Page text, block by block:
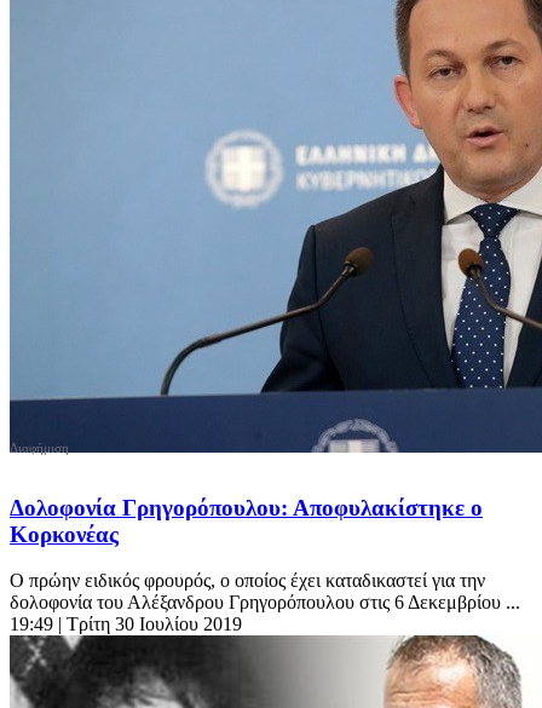
Δολοφονία Γρηγορόπουλου: Αποφυλακίστηκε ο
Κορκονέας
Ο πρώην ειδικός φρουρός, ο οποίος έχει καταδικαστεί για την
δολοφονία του Αλέξανδρου Γρηγορόπουλου στις 6 Δεκεμβρίου ...
19:49 | Τρίτη 30 Ιουλίου 2019